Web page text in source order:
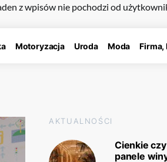
z wpisów nie pochodzi od
Motoryzacja Uroda Moda Firma,
AKTUALNOŚCI
Cienkie
panele